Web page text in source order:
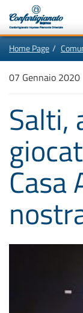
Vai
In
questa
di
navigazione
Ricerca
nel
sito
[2]
Contenuti
principali
ultime
novità
da
[6]
Home Page
07 Gennaio 2020
Salti,
Casa